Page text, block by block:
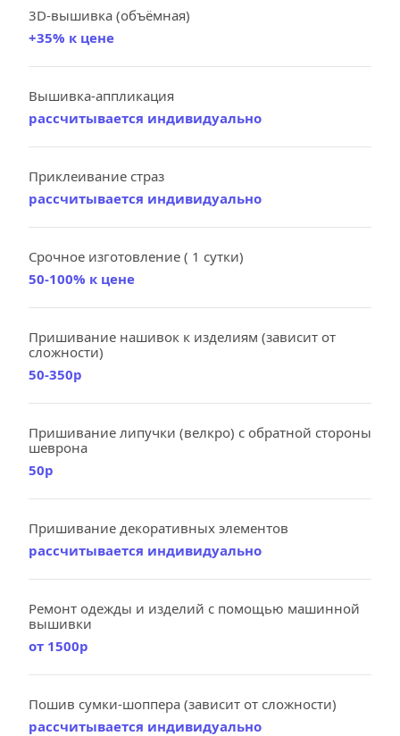
3D-вышивка (объёмная)
+35% к цене
Вышивка-аппликация
рассчитывается индивидуально
Приклеивание страз
рассчитывается индивидуально
Срочное изготовление ( 1 сутки)
50-100% к цене
Пришивание нашивок к изделиям (зависит от
сложности)
50-350р
Пришивание липучки (велкро) с обратной стороны
шеврона
50р
Пришивание декоративных элементов
рассчитывается индивидуально
Ремонт одежды и изделий с помощью машинной
вышивки
от 1500р
Пошив сумки-шоппера (зависит от сложности)
рассчитывается индивидуально